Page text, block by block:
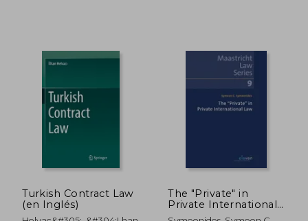
50%
dcto.
50%
dcto.
Turkish Contract Law
(en Inglés)
The "Private" in
Private International
Law: Volume 9 (en